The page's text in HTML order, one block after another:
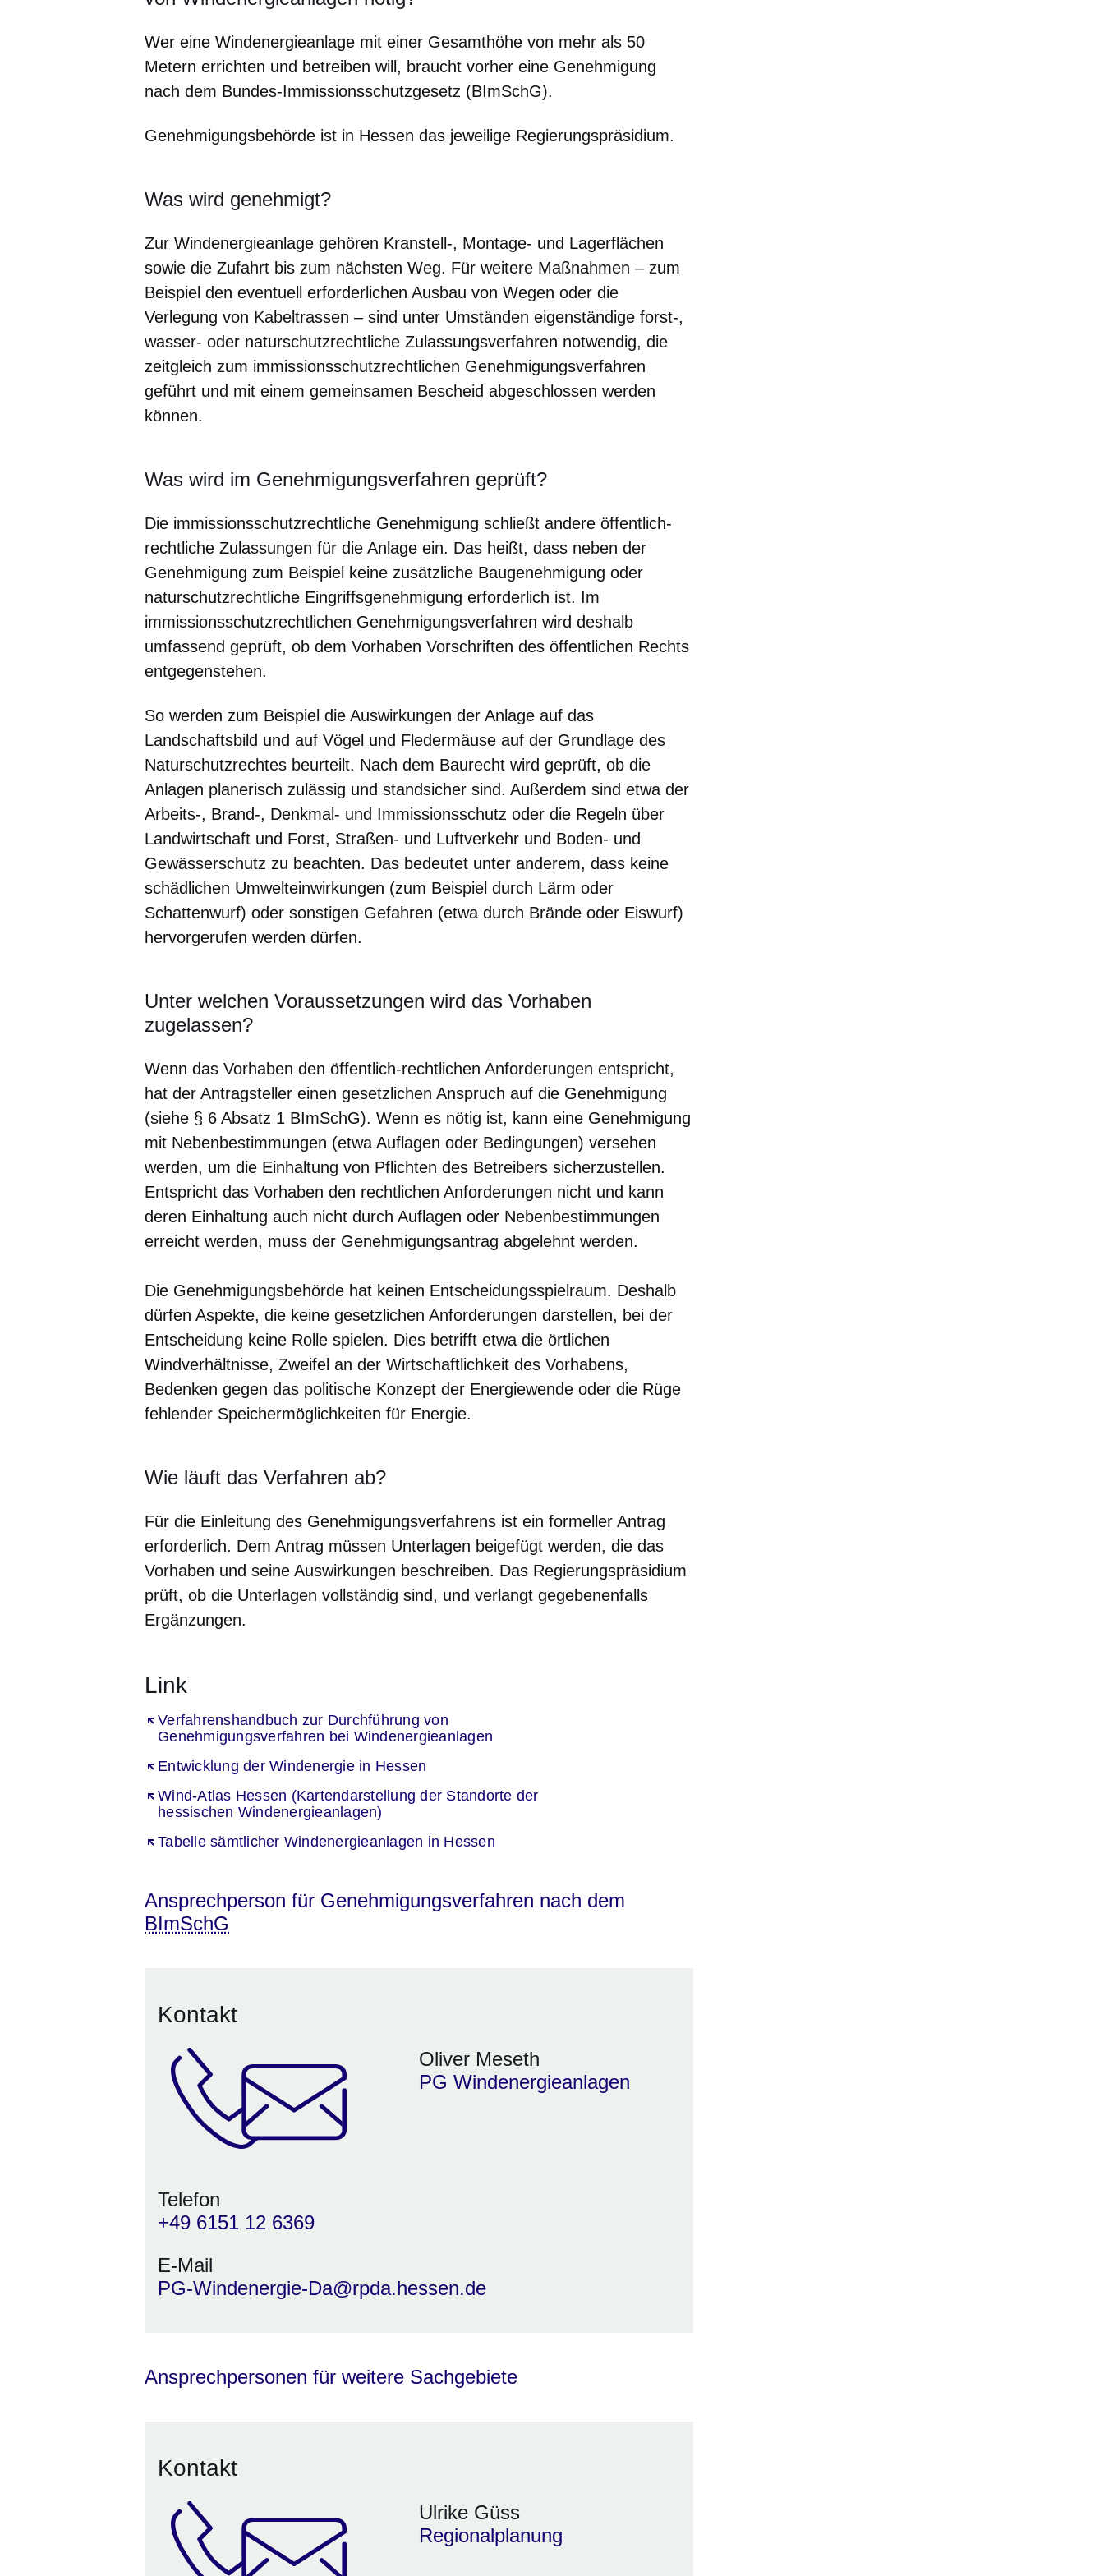
Wer eine Windenergieanlage mit einer Gesamthöhe von mehr als 50
Metern errichten und betreiben will, braucht vorher eine Genehmigung
nach dem Bundes-Immissionsschutzgesetz (BImSchG).
Genehmigungsbehörde ist in Hessen das jeweilige Regierungspräsidium.
Was wird genehmigt?
Zur Windenergieanlage gehören Kranstell-, Montage- und Lagerflächen
sowie die Zufahrt bis zum nächsten Weg. Für weitere Maßnahmen – zum
Beispiel den eventuell erforderlichen Ausbau von Wegen oder die
Verlegung von Kabeltrassen – sind unter Umständen eigenständige forst-,
wasser- oder naturschutzrechtliche Zulassungsverfahren notwendig, die
zeitgleich zum immissionsschutzrechtlichen Genehmigungsverfahren
geführt und mit einem gemeinsamen Bescheid abgeschlossen werden
können.
Was wird im Genehmigungsverfahren geprüft?
Die immissionsschutzrechtliche Genehmigung schließt andere öffentlich-
rechtliche Zulassungen für die Anlage ein. Das heißt, dass neben der
Genehmigung zum Beispiel keine zusätzliche Baugenehmigung oder
naturschutzrechtliche Eingriffsgenehmigung erforderlich ist. Im
immissionsschutzrechtlichen Genehmigungsverfahren wird deshalb
umfassend geprüft, ob dem Vorhaben Vorschriften des öffentlichen Rechts
entgegenstehen.
So werden zum Beispiel die Auswirkungen der Anlage auf das
Landschaftsbild und auf Vögel und Fledermäuse auf der Grundlage des
Naturschutzrechtes beurteilt. Nach dem Baurecht wird geprüft, ob die
Anlagen planerisch zulässig und standsicher sind. Außerdem sind etwa der
Arbeits-, Brand-, Denkmal- und Immissionsschutz oder die Regeln über
Landwirtschaft und Forst, Straßen- und Luftverkehr und Boden- und
Gewässerschutz zu beachten. Das bedeutet unter anderem, dass keine
schädlichen Umwelteinwirkungen (zum Beispiel durch Lärm oder
Schattenwurf) oder sonstigen Gefahren (etwa durch Brände oder Eiswurf)
hervorgerufen werden dürfen.
Unter welchen Voraussetzungen wird das Vorhaben
zugelassen?
Wenn das Vorhaben den öffentlich-rechtlichen Anforderungen entspricht,
hat der Antragsteller einen gesetzlichen Anspruch auf die Genehmigung
(siehe § 6 Absatz 1 BImSchG). Wenn es nötig ist, kann eine Genehmigung
mit Nebenbestimmungen (etwa Auflagen oder Bedingungen) versehen
werden, um die Einhaltung von Pflichten des Betreibers sicherzustellen.
Entspricht das Vorhaben den rechtlichen Anforderungen nicht und kann
deren Einhaltung auch nicht durch Auflagen oder Nebenbestimmungen
erreicht werden, muss der Genehmigungsantrag abgelehnt werden.
Die Genehmigungsbehörde hat keinen Entscheidungsspielraum. Deshalb
dürfen Aspekte, die keine gesetzlichen Anforderungen darstellen, bei der
Entscheidung keine Rolle spielen. Dies betrifft etwa die örtlichen
Windverhältnisse, Zweifel an der Wirtschaftlichkeit des Vorhabens,
Bedenken gegen das politische Konzept der Energiewende oder die Rüge
fehlender Speichermöglichkeiten für Energie.
Wie läuft das Verfahren ab?
Für die Einleitung des Genehmigungsverfahrens ist ein formeller Antrag
erforderlich. Dem Antrag müssen Unterlagen beigefügt werden, die das
Vorhaben und seine Auswirkungen beschreiben. Das Regierungspräsidium
prüft, ob die Unterlagen vollständig sind, und verlangt gegebenenfalls
Ergänzungen.
Link
Verfahrenshandbuch zur Durchführung von
Genehmigungsverfahren bei Windenergieanlagen
Öffnet sich in einem neuen Fenster
Entwicklung der Windenergie in Hessen
Öffnet sich in einem neuen Fenster
Wind-Atlas Hessen (Kartendarstellung der Standorte der
hessischen Windenergieanlagen)
Öffnet sich in einem neuen Fenster
Tabelle sämtlicher Windenergieanlagen in Hessen
Öffnet sich in einem neuen Fenster
Ansprechperson für Genehmigungsverfahren nach dem
BImSchG
Kontakt
Oliver Meseth
PG Windenergieanlagen
Telefon
+49 6151 12 6369
E-Mail
PG-Windenergie-Da@rpda.hessen.de
Ansprechpersonen für weitere Sachgebiete
Kontakt
Ulrike Güss
Regionalplanung